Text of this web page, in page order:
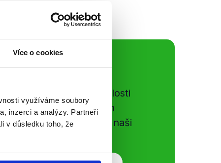
Více o cookies
využíváme soubory
inzerci a analýzy. Partneři
v důsledku toho, že
sítě
si ujít nejnovější události
Sdílením našich
přátelům podpoříte naši